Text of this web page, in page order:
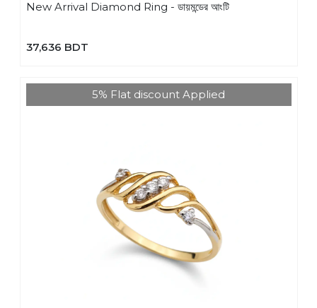
New Arrival Diamond Ring - ডায়মন্ডের আংটি
37,636 BDT
5% Flat discount Applied